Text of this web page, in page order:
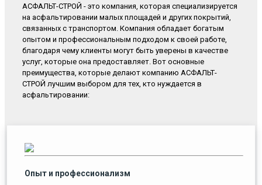
АСФАЛЬТ-СТРОЙ - это компания, которая специализируется
на асфальтировании малых площадей и других покрытий,
связанных с транспортом. Компания обладает богатым
опытом и профессиональным подходом к своей работе,
благодаря чему клиенты могут быть уверены в качестве
услуг, которые она предоставляет. Вот основные
преимущества, которые делают компанию АСФАЛЬТ-
СТРОЙ лучшим выбором для тех, кто нуждается в
асфальтировании:
Опыт и профессионализм